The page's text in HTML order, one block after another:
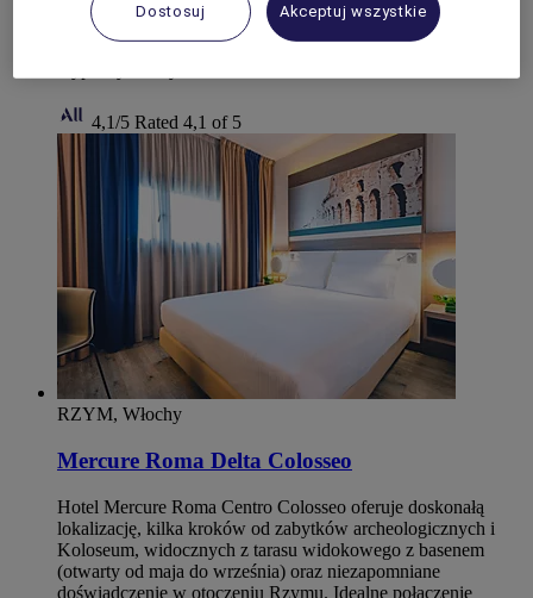
i Fontanna di Trevi. Komfortowe i wytworne pokoje z
wszelkimi udogodnieniami, takimi jak sieć WIFI oraz bar i
restauracja. Idealne miejsce na pobyt służbowy lub
4,1/5 Rated 4,1 of 5
RZYM, Włochy
Mercure Roma Delta Colosseo
Hotel Mercure Roma Centro Colosseo oferuje doskonałą
lokalizację, kilka kroków od zabytków archeologicznych i
Koloseum, widocznych z tarasu widokowego z basenem
(otwarty od maja do września) oraz niezapomniane
doświadczenie w otoczeniu Rzymu. Idealne połączenie
Dostosuj Akceptuj wszystkie